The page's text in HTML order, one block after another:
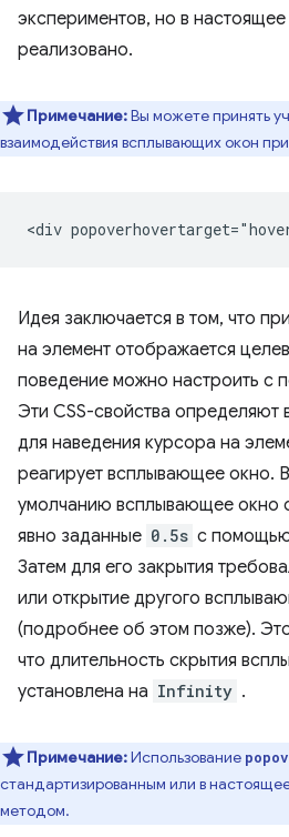
экспериментов, но в
реализовано.
Примечание:Вы можете принять
взаимодействия всплывающих окон
Идея заключается в том, что
на элемент отображается
поведение можно настроить с
Эти CSS-свойства определяют
для наведения курсора на
реагирует всплывающее окно.
умолчанию всплывающее окно
явно заданные 0.5s с
Затем для его закрытия
или открытие другого
(подробнее об этом позже).
что длительность скрытия
установлена ​​на Infinity .
Примечание:Использование
стандартизированным или в
методом.